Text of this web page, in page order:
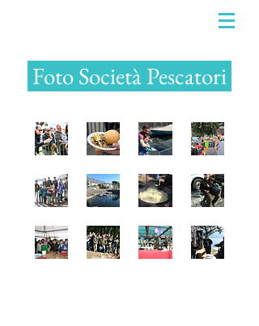
Foto Società Pescatori